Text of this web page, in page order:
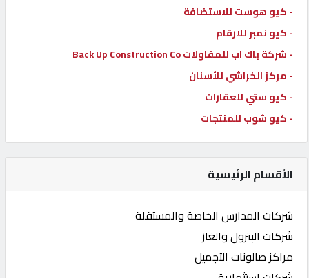
- كيو هوست للاستضافة
- كيو نمبر للارقام
- شركة باك اب للمقاولات Back Up Construction Co
- مركز الخراشي للأسنان
- كيو ستي للعقارات
- كيو شوب للمنتجات
الأقسام الرئيسية
شركات المدارس الخاصة والمستقلة
شركات البترول والغاز
مراكز صالونات التجميل